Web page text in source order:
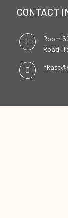
CONTACT
Room
Road,